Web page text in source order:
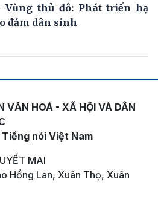
thủ đô: Phát triển hạ
đảm dân sinh
VĂN HOÁ - XÃ HỘI VÀ DÂN
nói Việt Nam
MAI
Hồng Lan, Xuân Thọ, Xuân